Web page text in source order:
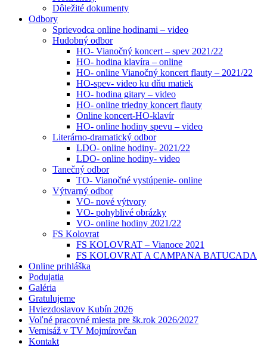
Dôležité dokumenty
Odbory
Sprievodca online hodinami – video
Hudobný odbor
HO- Vianočný koncert – spev 2021/22
HO- hodina klavíra – online
HO- online Vianočný koncert flauty – 2021/22
HO-spev- video ku dňu matiek
HO- hodina gitary – video
HO- online triedny koncert flauty
Online koncert-HO-klavír
HO- online hodiny spevu – video
Literárno-dramatický odbor
LDO- online hodiny- 2021/22
LDO- online hodiny- video
Tanečný odbor
TO- Vianočné vystúpenie- online
Výtvarný odbor
VO- nové výtvory
VO- pohyblivé obrázky
VO- online hodiny 2021/22
FS Kolovrat
FS KOLOVRAT – Vianoce 2021
FS KOLOVRAT A CAMPANA BATUCADA
Online prihláška
Podujatia
Galéria
Gratulujeme
Hviezdoslavov Kubín 2026
Voľné pracovné miesta pre šk.rok 2026/2027
Vernisáž v TV Mojmírovčan
Kontakt